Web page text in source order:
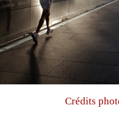
Crédits